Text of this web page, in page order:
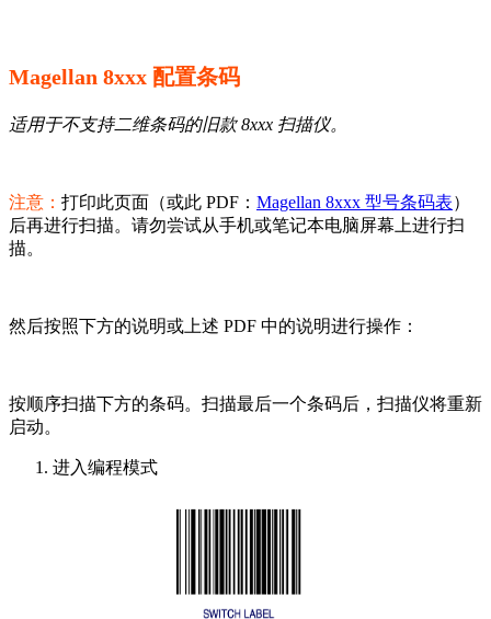
Magellan 8xxx 配置条码
适用于不支持二维条码的旧款 8xxx 扫描仪。
注意： 打印此页面（或此 PDF： Magellan 8xxx 型号条码表）
后再进行扫描。请勿尝试从手机或笔记本电脑屏幕上进行扫
描。
然后按照下方的说明或上述 PDF 中的说明进行操作：
按顺序扫描下方的条码。扫描最后一个条码后，扫描仪将重新
启动。
进入编程模式